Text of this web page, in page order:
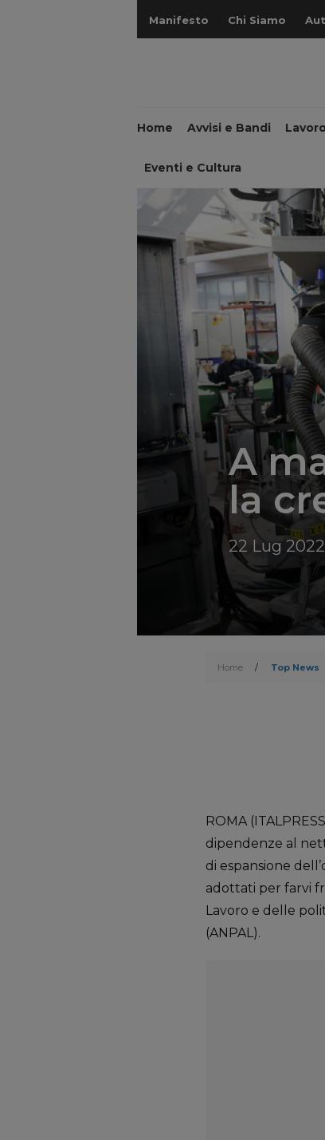
Manifesto Chi Siamo
Home Avvisi e Bandi Lavoro
Eventi e Cultura
A
la
22 Lug 2022
Home / Top News
ROMA
dipendenze al
di espansione
adottati per farvi
Lavoro e delle
(ANPAL).